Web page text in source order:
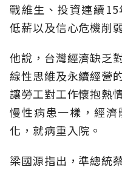
戰維生、投資連續
低薪以及信心危機削
他說，台灣經濟缺乏
線性思維及永續經營
讓勞工對工作懷抱熱
慢性病患一樣，經
化，就病重入院。
梁國源指出，準總統